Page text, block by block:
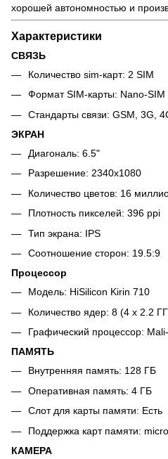
хорошей автономностью и
Характеристики
СВЯЗЬ
Количество sim-карт: 2 SIM
Формат SIM-карты: Nano-SIM
Стандарты связи: GSM, 3G,
ЭКРАН
Диагональ: 6.5"
Разрешение: 2340x1080
Количество цветов: 16
Плотность пикселей: 396 ppi
Тип экрана: IPS
Соотношение сторон: 19.5:9
Процессор
Модель: HiSilicon Kirin 710
Количество ядер: 8 (4 x 2.2
Графический процессор:
ПАМЯТЬ
Внутренняя память: 128 ГБ
Оперативная память: 4 ГБ
Слот для карты памяти: Есть
Поддержка карт памяти:
КАМЕРА